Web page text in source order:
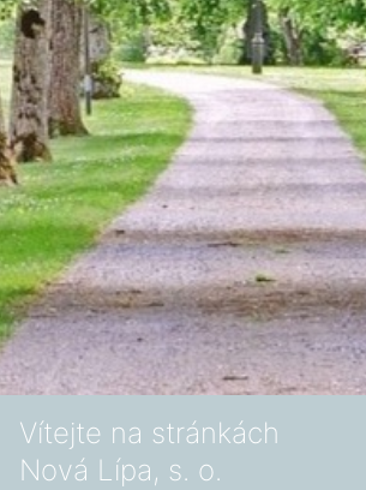
Vítejte na stránkách
Nová Lípa, s. o.